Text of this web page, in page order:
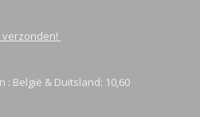
België & Duitsland: 10,60